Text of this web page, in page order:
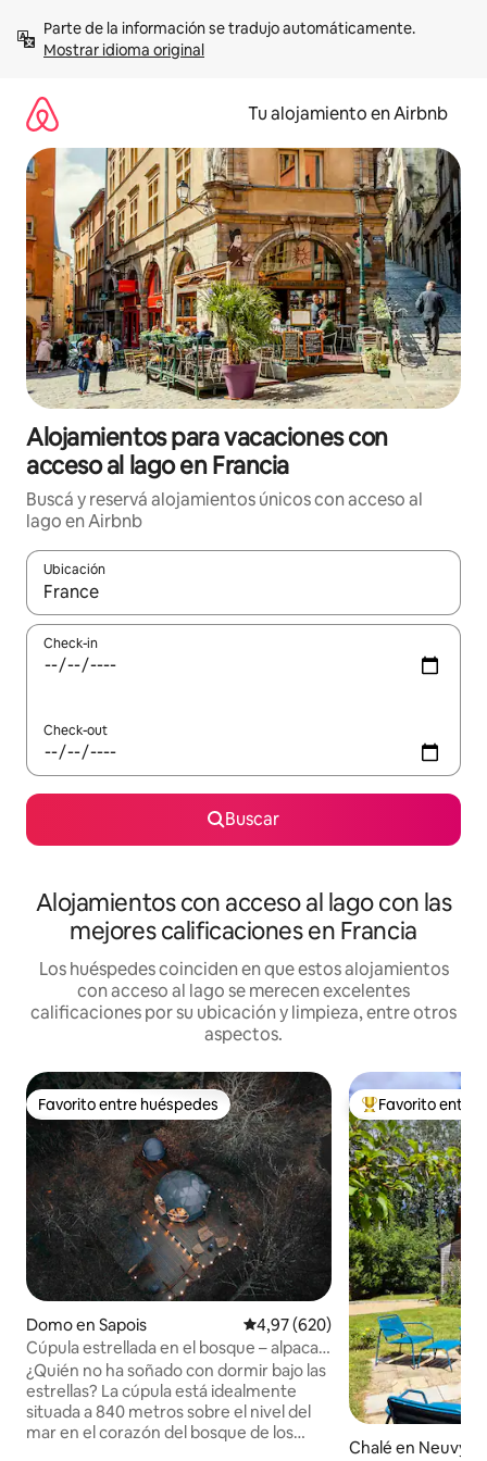
contenidoMostrar idioma original
Tu alojamiento en Airbnb
Alojamientos para vacaciones con
acceso al lago en Francia
Buscá y reservá alojamientos únicos con acceso al
lago en Airbnb
Ubicación
Cuando los resultados estén disponibles, navegá con las
Check-in
Check-out
Buscar
Alojamientos con acceso al lago con las
mejores calificaciones en Francia
Los huéspedes coinciden en que estos alojamientos
con acceso al lago se merecen excelentes
calificaciones por su ubicación y limpieza, entre otros
aspectos.
Favorito entre huéspedes
Favorito entre huéspedes
Domo en Sapois Calificación promedio: 4,97 de
4,97 (620)
Cúpula estrellada en el bosque – alpacas
y naturaleza en Gérardmer
¿Quién no ha soñado con dormir bajo las
estrellas? La cúpula está idealmente
situada a 840 metros sobre el nivel del
mar en el corazón del bosque de los
Favorito entre
Favorito entre
Chalé en Neuvy-